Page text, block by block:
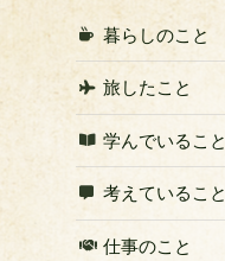
暮らしのこと
旅したこと
学んでいること
考えていること
仕事のこと